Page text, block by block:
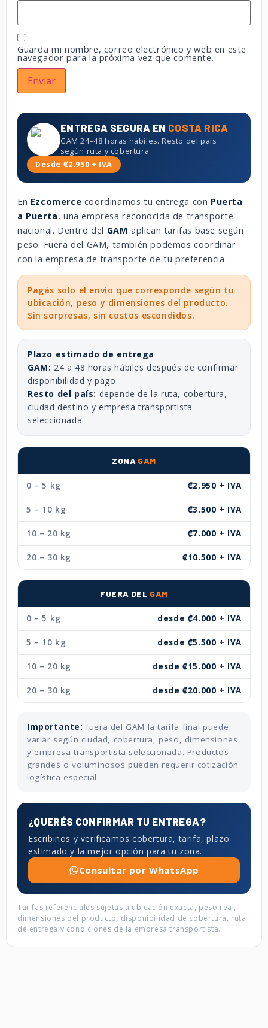
Guarda mi nombre, correo electrónico y web en este
navegador para la próxima vez que comente.
ENTREGA SEGURA EN COSTA RICA
GAM 24–48 horas hábiles. Resto del país
según ruta y cobertura.
Desde ₡2.950 + IVA
En Ezcomerce coordinamos tu entrega con Puerta
a Puerta, una empresa reconocida de transporte
nacional. Dentro del GAM aplican tarifas base según
peso. Fuera del GAM, también podemos coordinar
con la empresa de transporte de tu preferencia.
Pagás solo el envío que corresponde según tu
ubicación, peso y dimensiones del producto.
Sin sorpresas, sin costos escondidos.
Plazo estimado de entrega
GAM: 24 a 48 horas hábiles después de confirmar
disponibilidad y pago.
Resto del país: depende de la ruta, cobertura,
ciudad destino y empresa transportista
seleccionada.
ZONA GAM
0 – 5 kg ₡2.950 + IVA
5 – 10 kg ₡3.500 + IVA
10 – 20 kg ₡7.000 + IVA
20 – 30 kg ₡10.500 + IVA
FUERA DEL GAM
0 – 5 kg desde ₡4.000 + IVA
5 – 10 kg desde ₡5.500 + IVA
10 – 20 kg desde ₡15.000 + IVA
20 – 30 kg desde ₡20.000 + IVA
Importante: fuera del GAM la tarifa final puede
variar según ciudad, cobertura, peso, dimensiones
y empresa transportista seleccionada. Productos
grandes o voluminosos pueden requerir cotización
logística especial.
¿QUERÉS CONFIRMAR TU ENTREGA?
Escribinos y verificamos cobertura, tarifa, plazo
estimado y la mejor opción para tu zona.
Consultar por WhatsApp
Tarifas referenciales sujetas a ubicación exacta, peso real,
dimensiones del producto, disponibilidad de cobertura, ruta
de entrega y condiciones de la empresa transportista.